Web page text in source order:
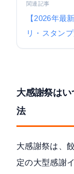
関連記事
【2026年最
リ・スタン
大感謝祭は
法
大感謝祭は、
定の大型感謝